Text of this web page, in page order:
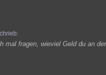
mal fragen, wieviel Geld du an